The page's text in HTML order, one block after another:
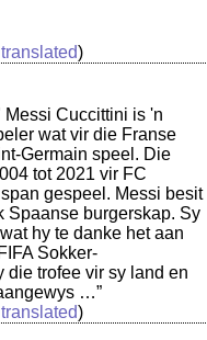
)
Messi Cuccittini is 'n
wat vir die Franse
Germain speel. Die
tot 2021 vir FC
gespeel. Messi besit
Spaanse burgerskap. Sy
hy te danke het aan
Sokker-
die trofee vir sy land en
…”
)